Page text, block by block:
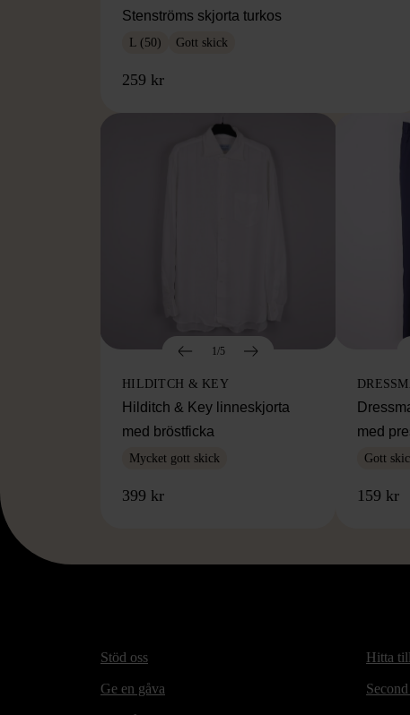
Stenströms skjorta turkos
L (50) Gott skick
259 kr
1/5
HILDITCH & KEY
Hilditch & Key linneskjorta
med bröstficka
Mycket gott skick
399 kr
med
Gott
159 kr
Stöd oss
Ge en gåva
Hitta